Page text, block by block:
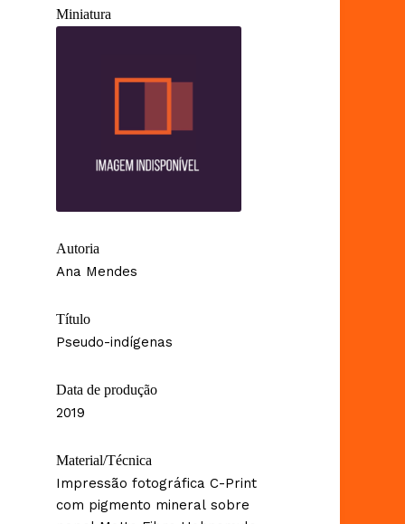
Miniatura
Autoria
Ana Mendes
Título
Pseudo-indígenas
Data de produção
2019
Material/Técnica
Impressão fotográfica C-Print
com pigmento mineral sobre